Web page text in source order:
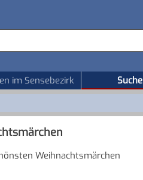
im Sensebezirk Suche
Weihnachtsmärchen